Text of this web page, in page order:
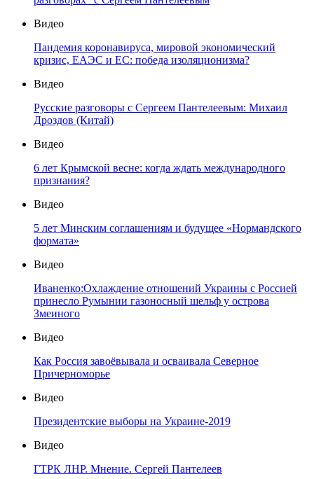
Видео
Пандемия коронавируса, мировой экономический
кризис, ЕАЭС и ЕС: победа изоляционизма?
Видео
Русские разговоры с Сергеем Пантелеевым: Михаил
Дроздов (Китай)
Видео
6 лет Крымской весне: когда ждать международного
признания?
Видео
5 лет Минским соглашениям и будущее «Нормандского
формата»
Видео
Иваненко:Охлаждение отношений Украины с Россией
принесло Румынии газоносный шельф у острова
Змеиного
Видео
Как Россия завоёвывала и осваивала Северное
Причерноморье
Видео
Президентские выборы на Украине-2019
Видео
ГТРК ЛНР. Мнение. Сергей Пантелеев